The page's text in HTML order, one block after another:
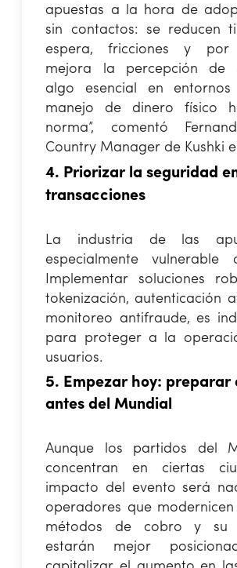
apuestas a la hora de
sin contactos: se reducen
espera, fricciones y por
mejora la percepción de
algo esencial en
manejo de dinero físico
norma”, comentó
Country Manager de Kushki
4. Priorizar la seguridad
transacciones
La industria de las
especialmente vulnerable
Implementar soluciones
tokenización, autenticación
monitoreo antifraude, es
para proteger a la
usuarios.
5. Empezar hoy: preparar
antes del Mundial
Aunque los partidos del
concentran en ciertas
impacto del evento será
operadores que
métodos de cobro y su
estarán mejor